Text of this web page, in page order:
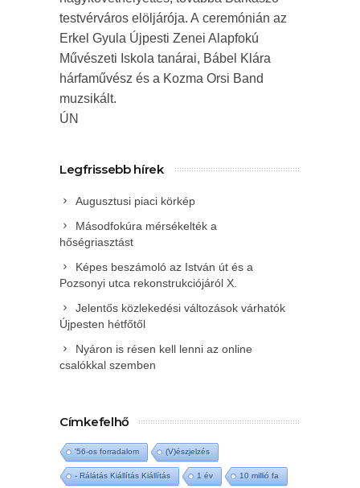
testvérváros elöljárója. A ceremónián az
Erkel Gyula Újpesti Zenei Alapfokú
Művészeti Iskola tanárai, Bábel Klára
hárfaművész és a Kozma Orsi Band
muzsikált.
ÚN
Legfrissebb hírek
Augusztusi piaci körkép
Másodfokúra mérsékelték a
hőségriasztást
Képes beszámoló az István út és a
Pozsonyi utca rekonstrukciójáról X.
Jelentős közlekedési változások várhatók
Újpesten hétfőtől
Nyáron is résen kell lenni az online
csalókkal szemben
Címkefelhő
'56-os forradalom (V)észjelzés
- Rálátás Kiállítás Kiállítás 1 év 10 millió fa